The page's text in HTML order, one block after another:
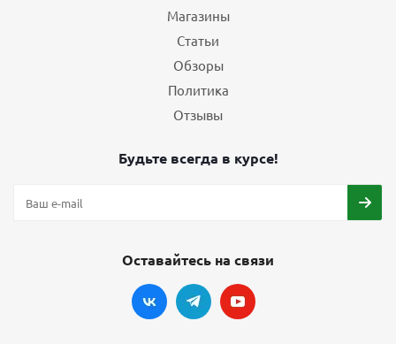
Магазины
Статьи
Обзоры
Политика
Отзывы
Будьте всегда в курсе!
Оставайтесь на связи